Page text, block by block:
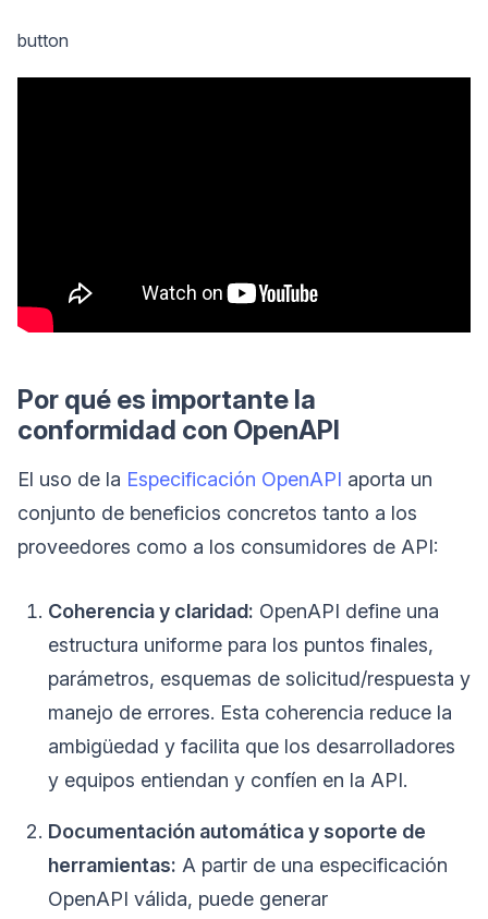
button
Por qué es importante la
conformidad con OpenAPI
El uso de la Especificación OpenAPI aporta un
conjunto de beneficios concretos tanto a los
proveedores como a los consumidores de API:
Coherencia y claridad: OpenAPI define una
estructura uniforme para los puntos finales,
parámetros, esquemas de solicitud/respuesta y
manejo de errores. Esta coherencia reduce la
ambigüedad y facilita que los desarrolladores
y equipos entiendan y confíen en la API.
Documentación automática y soporte de
herramientas: A partir de una especificación
OpenAPI válida, puede generar